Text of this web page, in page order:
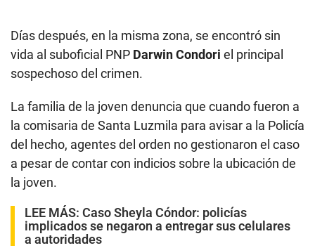
Días después, en la misma zona, se encontró sin
vida al suboficial PNP Darwin Condori el principal
sospechoso del crimen.
La familia de la joven denuncia que cuando fueron a
la comisaria de Santa Luzmila para avisar a la Policía
del hecho, agentes del orden no gestionaron el caso
a pesar de contar con indicios sobre la ubicación de
la joven.
LEE MÁS: Caso Sheyla Cóndor: policías
implicados se negaron a entregar sus celulares
a autoridades